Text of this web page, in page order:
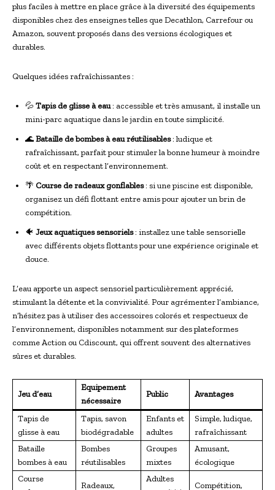
plus faciles à mettre en place grâce à la diversité des équipements
disponibles chez des enseignes telles que Decathlon, Carrefour ou
Amazon, souvent proposés dans des versions écologiques et
durables.
Quelques idées rafraîchissantes :
💦Tapis de glisse à eau: accessible et très amusant, il installe un
mini-parc aquatique dans le jardin en toute simplicité.
🌊Bataille de bombes à eau réutilisables: ludique et
rafraîchissant, parfait pour stimuler la bonne humeur à moindre
coût et en respectant l’environnement.
🌴 Course de radeaux gonflables: si une piscine est disponible,
organisez un défi flottant entre amis pour ajouter un brin de
compétition.
🐠 Jeux aquatiques sensoriels: installez une table sensorielle
avec différents objets flottants pour une expérience originale et
douce.
L’eau apporte un aspect sensoriel particulièrement apprécié,
stimulant la détente et la convivialité. Pour agrémenter l’ambiance,
n’hésitez pas à utiliser des accessoires colorés et respectueux de
l’environnement, disponibles notamment sur des plateformes
comme Action ou Cdiscount, qui offrent souvent des alternatives
sûres et durables.
Jeu d’eau
Equipement
nécessaire
Public Avantages
Tapis de
glisse à eau
Tapis, savon
biodégradable
Enfants et
adultes
Simple, ludique,
rafraîchissant
Bataille
bombes à eau
Bombes
réutilisables
Groupes
mixtes
Amusant,
écologique
Course
Radeaux,
Adultes
Compétition,